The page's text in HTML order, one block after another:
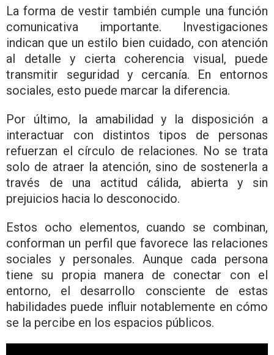
La forma de vestir también cumple una función
comunicativa importante. Investigaciones
indican que un estilo bien cuidado, con atención
al detalle y cierta coherencia visual, puede
transmitir seguridad y cercanía. En entornos
sociales, esto puede marcar la diferencia.
Por último, la amabilidad y la disposición a
interactuar con distintos tipos de personas
refuerzan el círculo de relaciones. No se trata
solo de atraer la atención, sino de sostenerla a
través de una actitud cálida, abierta y sin
prejuicios hacia lo desconocido.
Estos ocho elementos, cuando se combinan,
conforman un perfil que favorece las relaciones
sociales y personales. Aunque cada persona
tiene su propia manera de conectar con el
entorno, el desarrollo consciente de estas
habilidades puede influir notablemente en cómo
se la percibe en los espacios públicos.